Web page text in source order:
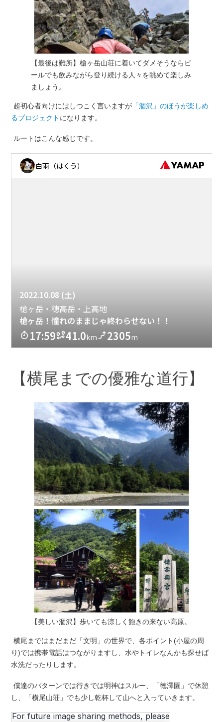
【最後は難所】槍ヶ岳山荘に着いてダメそうならビ
ールでも飲みながら登り続ける人々を眺めて楽しみ
ましょう。
超初心者向けにはしつこく言いますが「涸沢」のほうが楽しめ
るプロジェクト になります。
ルートはこんな感じです。
【横尾までの優雅な道行】
【美しい涸沢】歩いても涼しく飽きの来ない高原。
横尾まではまだまだ「文明」の世界で、各ポイント(小屋の周
り)では携帯電話はつながりますし、水やトイレなんかも探せば
水洗だったりします。
僕達のパターンでは行きでは明神はスルー、「徳澤園」で休憩
し、「横尾山荘」でも少し乾杯して山へと入っていきます。